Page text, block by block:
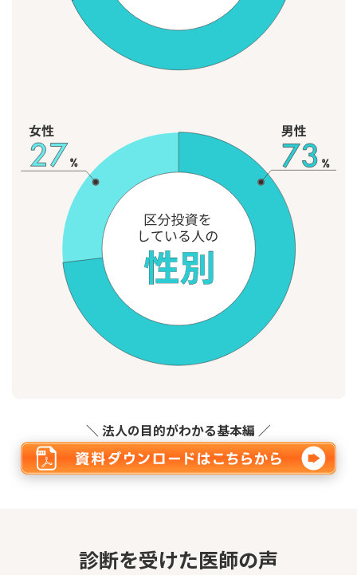
＼ 法人の目的がわかる基本編 ／
診断を受けた医師の声